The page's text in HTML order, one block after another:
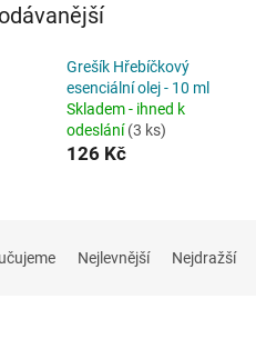
Grešík Hřebíčkový
esenciální olej - 10 ml
Skladem - ihned k
odeslání(3 ks)
126 Kč
Nejlevnější Nejdražší